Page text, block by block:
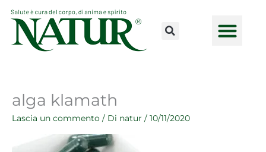
contenuto
alga klamath
Lascia un commento / Di natur / 10/11/2020